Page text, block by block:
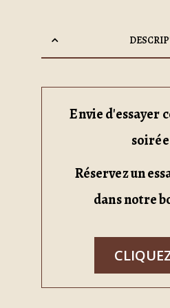
Envie d'essayer
soirée
Réservez un
dans notre